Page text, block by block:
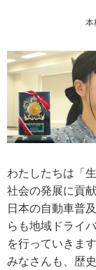
本
わたしたちは「
社会の発展に貢
日本の自動車普
らも地域ドライ
を行っていきます
みなさんも、歴